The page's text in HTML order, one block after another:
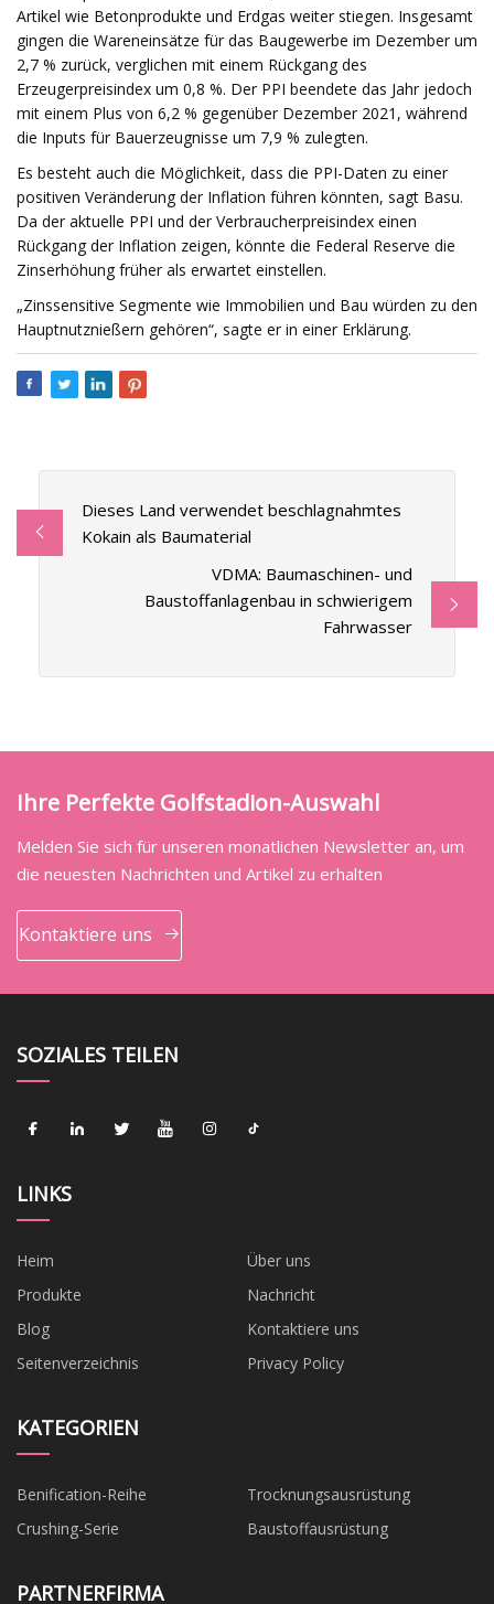
Artikel wie Betonprodukte und Erdgas weiter stiegen. Insgesamt
gingen die Wareneinsätze für das Baugewerbe im Dezember um
2,7 % zurück, verglichen mit einem Rückgang des
Erzeugerpreisindex um 0,8 %. Der PPI beendete das Jahr jedoch
mit einem Plus von 6,2 % gegenüber Dezember 2021, während
die Inputs für Bauerzeugnisse um 7,9 % zulegten.
Es besteht auch die Möglichkeit, dass die PPI-Daten zu einer
positiven Veränderung der Inflation führen könnten, sagt Basu.
Da der aktuelle PPI und der Verbraucherpreisindex einen
Rückgang der Inflation zeigen, könnte die Federal Reserve die
Zinserhöhung früher als erwartet einstellen.
„Zinssensitive Segmente wie Immobilien und Bau würden zu den
Hauptnutznießern gehören“, sagte er in einer Erklärung.
Dieses Land verwendet beschlagnahmtes
Kokain als Baumaterial
VDMA: Baumaschinen- und
Baustoffanlagenbau in schwierigem
Fahrwasser
Ihre Perfekte Golfstadion-Auswahl
Melden Sie sich für unseren monatlichen Newsletter an, um
die neuesten Nachrichten und Artikel zu erhalten
Kontaktiere uns
SOZIALES TEILEN
LINKS
Heim
Über uns
Produkte
Nachricht
Blog
Kontaktiere uns
Seitenverzeichnis
Privacy Policy
KATEGORIEN
Benification-Reihe
Trocknungsausrüstung
Crushing-Serie
Baustoffausrüstung
PARTNERFIRMA